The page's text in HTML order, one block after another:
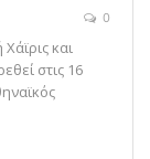
0
και
στις 16